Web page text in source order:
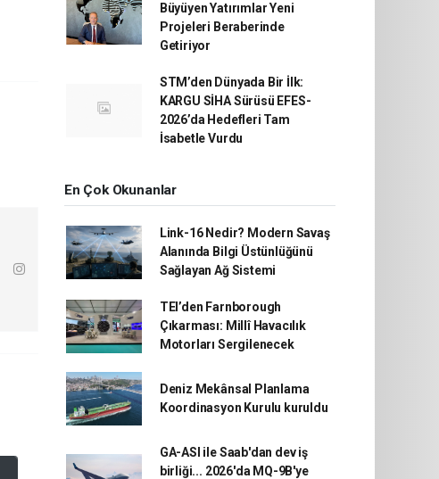
Büyüyen Yatırımlar Yeni
Projeleri Beraberinde
Getiriyor
STM’den Dünyada Bir İlk:
KARGU SİHA Sürüsü EFES-
2026’da Hedefleri Tam
İsabetle Vurdu
En Çok Okunanlar
Link-16 Nedir? Modern Savaş
Alanında Bilgi Üstünlüğünü
Sağlayan Ağ Sistemi
TEI’den Farnborough
Çıkarması: Millî Havacılık
Motorları Sergilenecek
Deniz Mekânsal Planlama
Koordinasyon Kurulu kuruldu
GA-ASI ile Saab'dan dev iş
birliği... 2026'da MQ-9B'ye